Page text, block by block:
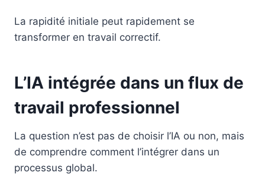
La rapidité initiale peut rapidement se
transformer en travail correctif.
L’IA intégrée dans un flux de
travail professionnel
La question n’est pas de choisir l’IA ou non, mais
de comprendre comment l’intégrer dans un
processus global.